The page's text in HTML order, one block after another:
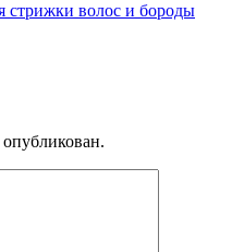
стрижки волос и бороды